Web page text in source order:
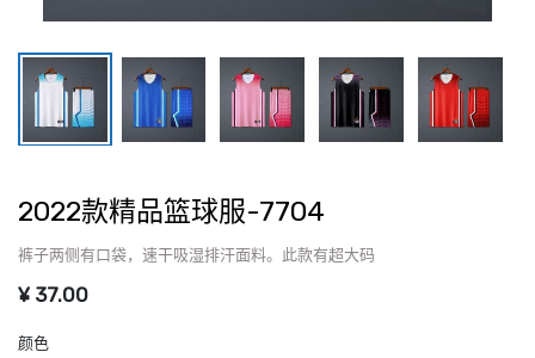
2022款精品篮球服-7704
裤子两侧有口袋，速干吸湿排汗面料。此款有超大码
¥ 37.00
颜色